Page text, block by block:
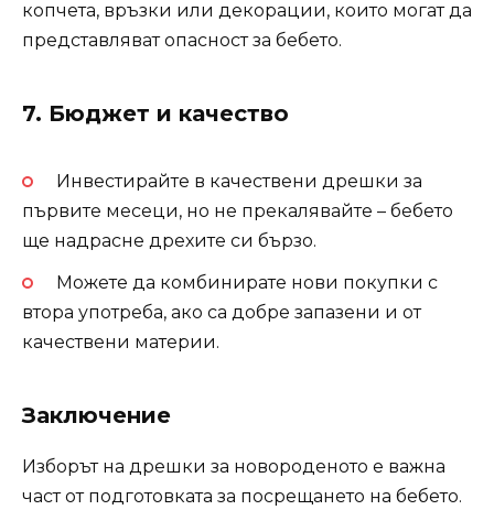
копчета, връзки или декорации, които могат да
представляват опасност за бебето.
7. Бюджет и качество
Инвестирайте в качествени дрешки за
първите месеци, но не прекалявайте – бебето
ще надрасне дрехите си бързо.
Можете да комбинирате нови покупки с
втора употреба, ако са добре запазени и от
качествени материи.
Заключение
Изборът на дрешки за новороденото е важна
част от подготовката за посрещането на бебето.